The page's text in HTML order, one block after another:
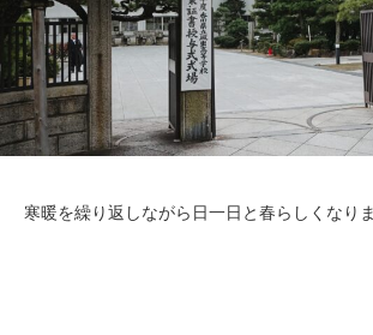
寒暖を繰り返しながら日一日と春らしくなりま